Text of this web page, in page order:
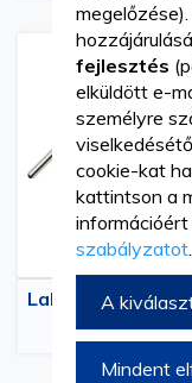
Laboratóriumi
fejlesztés
elküldött e-
személyre
cookie-kat
kattintson a
szabályzatot.
A
Mindent